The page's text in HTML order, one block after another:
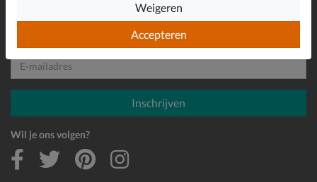
Schrijf je in voor de Shoemixx nieuwsbrief en ontvang €10,-
E-mailadres
Inschrijven
Wil je ons volgen?
Accepteren
Weigeren